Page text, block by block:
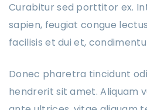
Curabitur sed porttitor ex.
sapien, feugiat congue
facilisis et dui et,
Donec pharetra tincidunt
hendrerit sit amet. Aliquam